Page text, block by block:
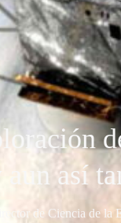
así
de Ciencia de la